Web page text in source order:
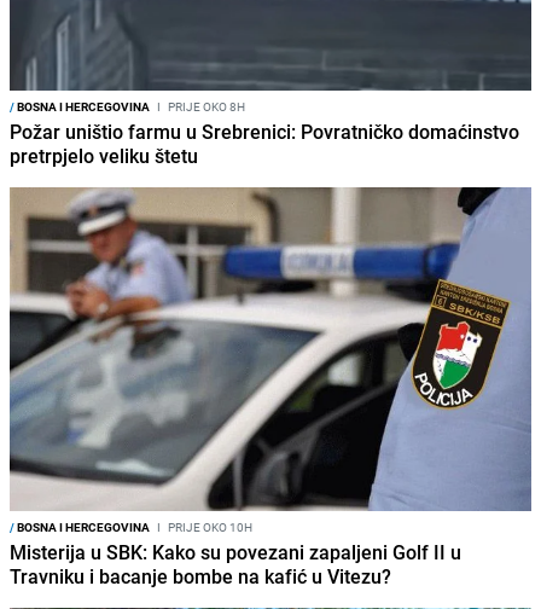
/BOSNA I HERCEGOVINA I PRIJE OKO 8H
Požar uništio farmu u Srebrenici: Povratničko domaćinstvo
pretrpjelo veliku štetu
/BOSNA I HERCEGOVINA I PRIJE OKO 10H
Misterija u SBK: Kako su povezani zapaljeni Golf II u
Travniku i bacanje bombe na kafić u Vitezu?